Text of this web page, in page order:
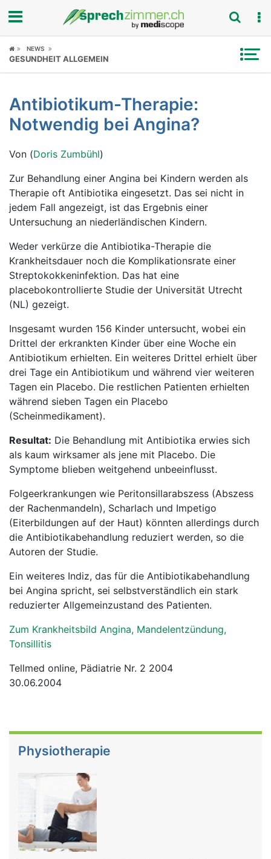
Fokus
Symptome
Untersuchungen
Ratgeber
Rubriken
NEWS
GESUNDHEIT ALLGEMEIN
Antibiotikum-Therapie:
Notwendig bei Angina?
Von (Doris Zumbühl)
Zur Behandlung einer Angina bei Kindern werden als
Therapie oft Antibiotika eingesetzt. Das sei nicht in
jedem Fall angezeigt, ist das Ergebnis einer
Untersuchung an niederländischen Kindern.
Weder verkürze die Antibiotika-Therapie die
Krankheitsdauer noch die Komplikationsrate einer
Streptokokkeninfektion. Das hat eine
placebokontrollierte Studie der Universität Utrecht
(NL) gezeigt.
Insgesamt wurden 156 Kinder untersucht, wobei ein
Drittel der erkrankten Kinder über eine Woche ein
Antibiotikum erhielten. Ein weiteres Drittel erhielt über
drei Tage ein Antibiotikum und während vier weiteren
Tagen ein Placebo. Die restlichen Patienten erhielten
während sieben Tagen ein Placebo
(Scheinmedikament).
Resultat: Die Behandlung mit Antibiotika erwies sich
als kaum wirksamer als jene mit Placebo. Die
Symptome blieben weitgehend unbeeinflusst.
Folgeerkrankungen wie Peritonsillarabszess (Abszess
der Rachenmandeln), Scharlach und Impetigo
(Eiterbildungen auf der Haut) könnten allerdings durch
die Antibiotikabehandlung reduziert werden, so die
Autoren der Studie.
Ein weiteres Indiz, das für die Antibiotikabehandlung
bei Angina spricht, sei selbstverständlich ein stark
reduzierter Allgemeinzustand des Patienten.
Zum Krankheitsbild Angina, Mandelentzündung,
Tonsillitis
Tellmed online, Pädiatrie Nr. 2 2004
30.06.2004
Physiotherapie